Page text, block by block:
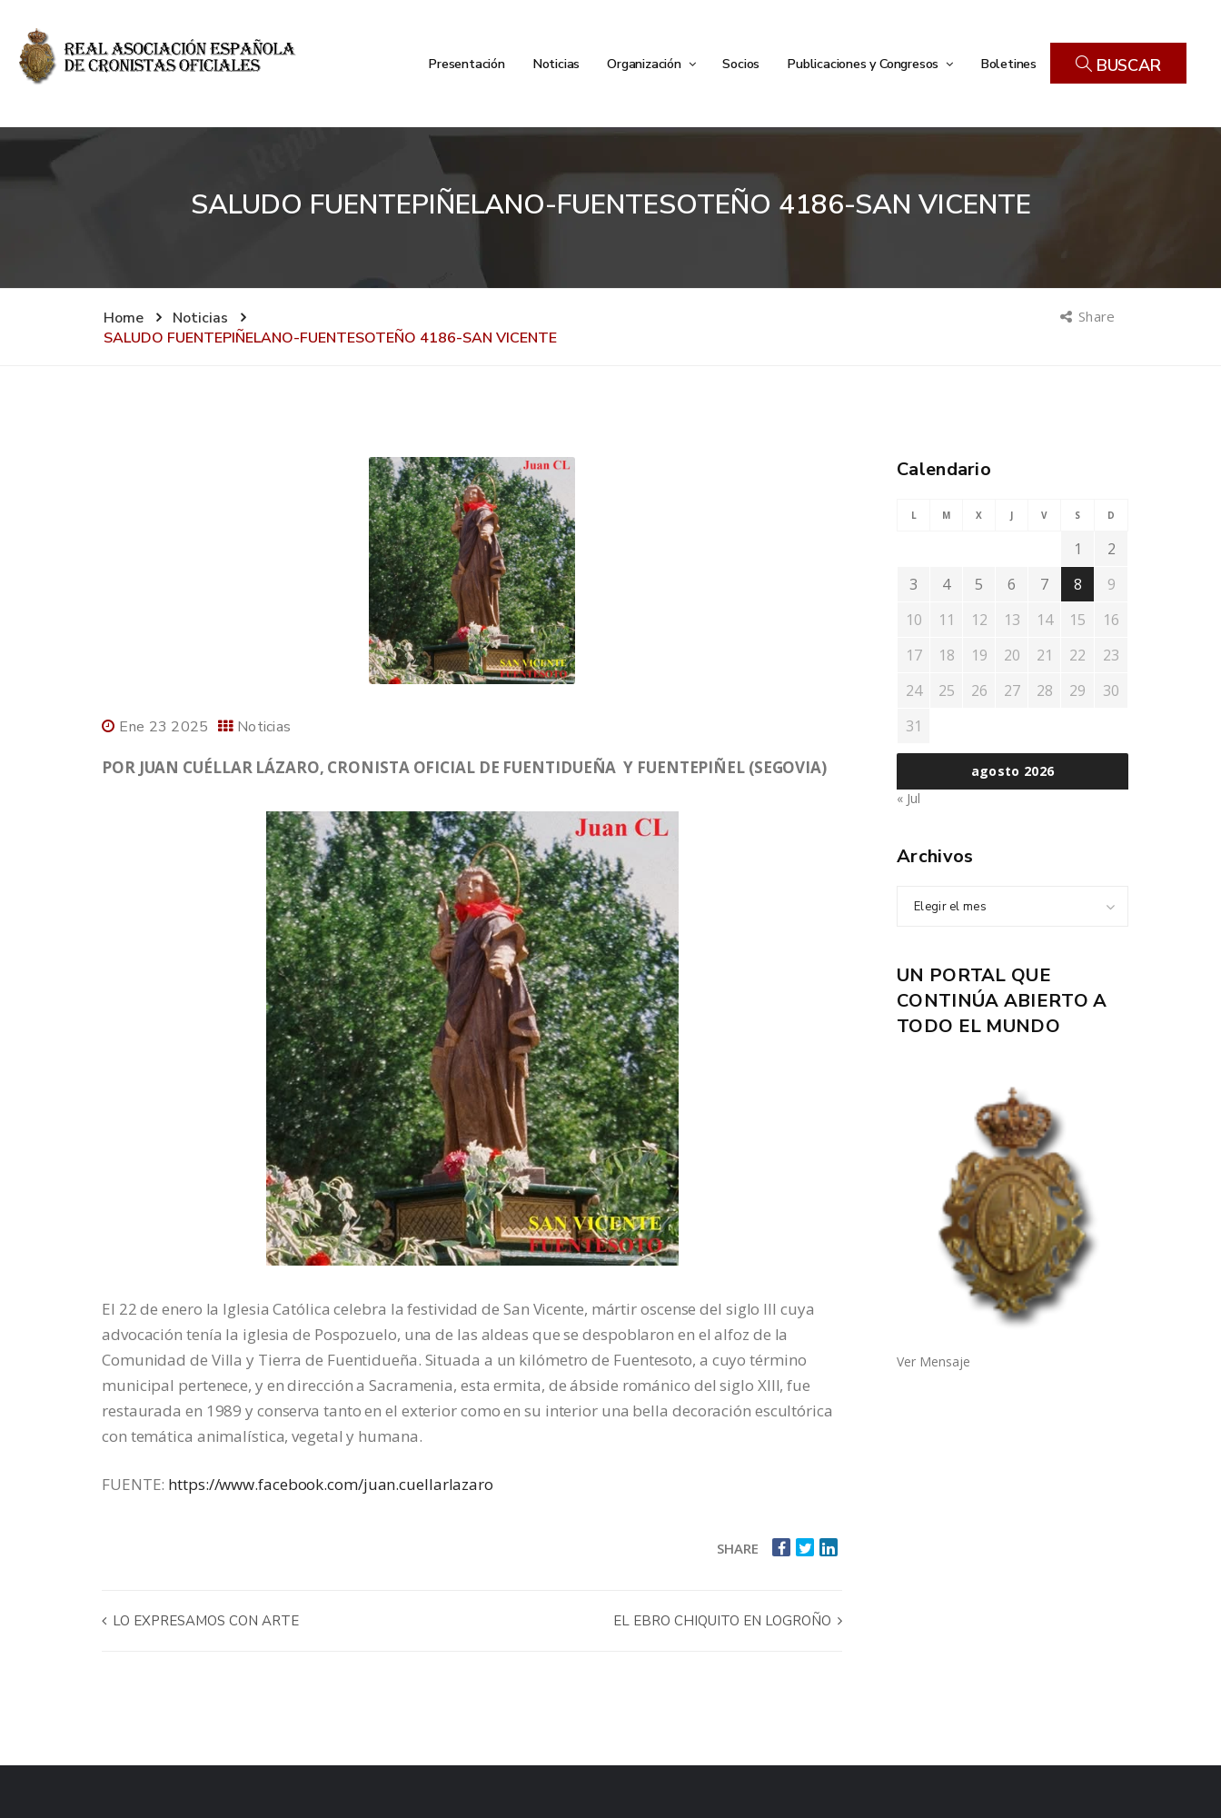
Presentación Noticias Organización Socios Publicaciones y Congresos Boletines BUSCAR
SALUDO FUENTEPIÑELANO-FUENTESOTEÑO 4186-SAN VICENTE
Home
Noticias
SALUDO FUENTEPIÑELANO-FUENTESOTEÑO 4186-SAN VICENTE
Share
Ene 23 2025 Noticias
POR JUAN CUÉLLAR LÁZARO, CRONISTA OFICIAL DE FUENTIDUEÑA Y FUENTEPIÑEL (SEGOVIA)
El 22 de enero la Iglesia Católica celebra la festividad de San Vicente, mártir oscense del siglo III cuya
advocación tenía la iglesia de Pospozuelo, una de las aldeas que se despoblaron en el alfoz de la
Comunidad de Villa y Tierra de Fuentidueña. Situada a un kilómetro de Fuentesoto, a cuyo término
municipal pertenece, y en dirección a Sacramenia, esta ermita, de ábside románico del siglo XIII, fue
restaurada en 1989 y conserva tanto en el exterior como en su interior una bella decoración escultórica
con temática animalística, vegetal y humana.
FUENTE: https://www.facebook.com/juan.cuellarlazaro
SHARE
LO EXPRESAMOS CON ARTE EL EBRO CHIQUITO EN LOGROÑO
Calendario
agosto 2026
L M X J V S D
1
2
3
4 5 6 7 8
9
10
11 12 13 14 15
16
17
18 19 20 21 22
23
24
25 26 27 28 29
30
31
« Jul
Archivos
Elegir el mes
UN PORTAL QUE
CONTINÚA ABIERTO A
TODO EL MUNDO
Ver Mensaje